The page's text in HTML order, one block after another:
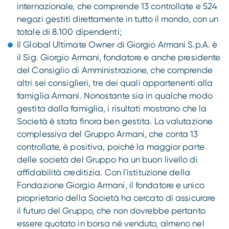
internazionale, che comprende 13 controllate e 524
negozi gestiti direttamente in tutto il mondo, con un
totale di 8.100 dipendenti;
Il Global Ultimate Owner di Giorgio Armani S.p.A. è
il Sig. Giorgio Armani, fondatore e anche presidente
del Consiglio di Amministrazione, che comprende
altri sei consiglieri, tre dei quali appartenenti alla
famiglia Armani. Nonostante sia in qualche modo
gestita dalla famiglia, i risultati mostrano che la
Società è stata finora ben gestita. La valutazione
complessiva del Gruppo Armani, che conta 13
controllate, è positiva, poiché la maggior parte
delle società del Gruppo ha un buon livello di
affidabilità creditizia. Con l'istituzione della
Fondazione Giorgio Armani, il fondatore e unico
proprietario della Società ha cercato di assicurare
il futuro del Gruppo, che non dovrebbe pertanto
essere quotato in borsa né venduto, almeno nel